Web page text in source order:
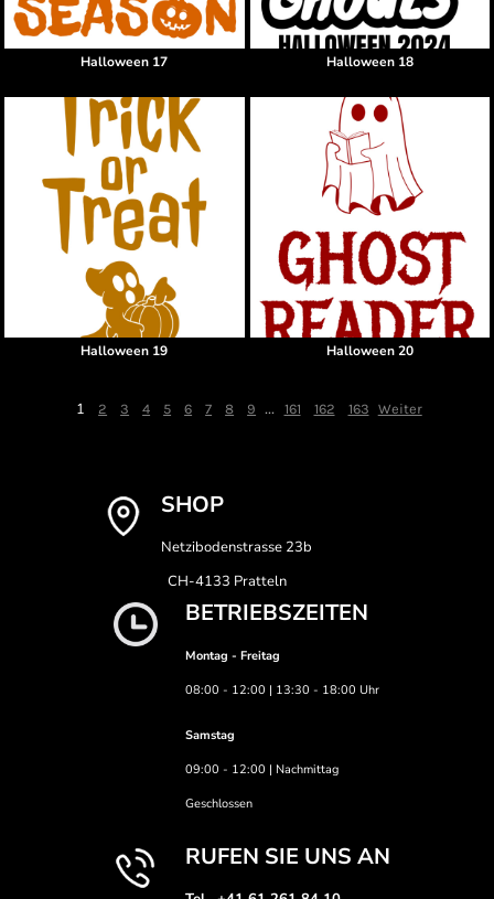
Halloween 17 Halloween 18
Halloween 19 Halloween 20
1 2 3 4 5 6 7 8 9 ... 161 162 163 Weiter
SHOP
Netzibodenstrasse 23b
CH-4133 Pratteln
BETRIEBSZEITEN
Montag - Freitag
08:00 - 12:00 | 13:30 - 18:00 Uhr
Samstag
09:00 - 12:00 | Nachmittag
Geschlossen
RUFEN SIE UNS AN